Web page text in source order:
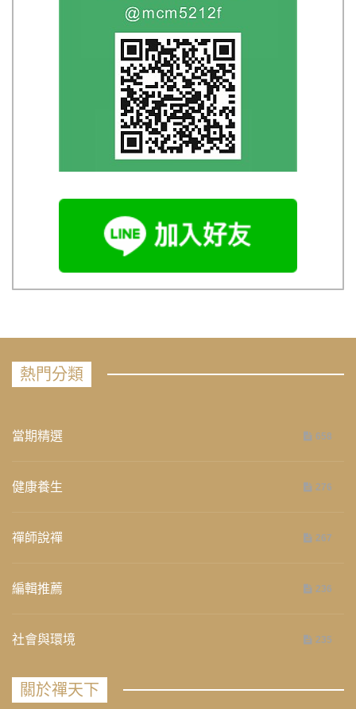
熱門分類
當期精選 658
健康養生 276
禪師說禪 267
編輯推薦 236
社會與環境 235
關於禪天下